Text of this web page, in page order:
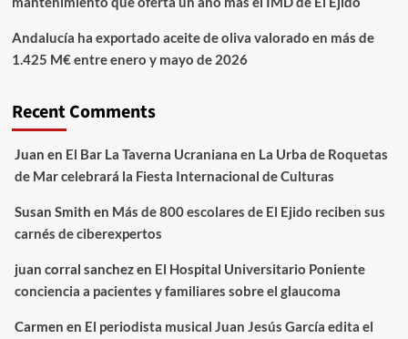
Andalucía ha exportado aceite de oliva valorado en más de
1.425 M€ entre enero y mayo de 2026
Recent Comments
Juan en El Bar La Taverna Ucraniana en La Urba de Roquetas
de Mar celebrará la Fiesta Internacional de Culturas
Susan Smith en Más de 800 escolares de El Ejido reciben sus
carnés de ciberexpertos
juan corral sanchezen El Hospital Universitario Poniente
conciencia a pacientes y familiares sobre el glaucoma
Carmen en El periodista musical Juan Jesús García edita el